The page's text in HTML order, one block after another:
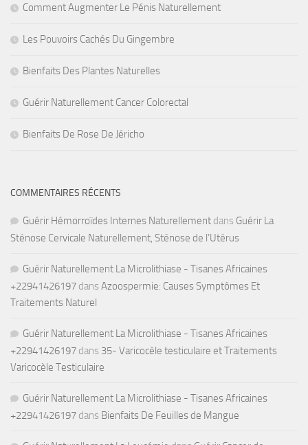
Comment Augmenter Le Pénis Naturellement
Les Pouvoirs Cachés Du Gingembre
Bienfaits Des Plantes Naturelles
Guérir Naturellement Cancer Colorectal
Bienfaits De Rose De Jéricho
COMMENTAIRES RÉCENTS
Guérir Hémorroïdes Internes Naturellement dans Guérir La
Sténose Cervicale Naturellement, Sténose de l’Utérus
Guérir Naturellement La Microlithiase - Tisanes Africaines
+22941426197 dans Azoospermie: Causes Symptômes Et
Traitements Naturel
Guérir Naturellement La Microlithiase - Tisanes Africaines
+22941426197 dans 35- Varicocèle testiculaire et Traitements
Varicocèle Testiculaire
Guérir Naturellement La Microlithiase - Tisanes Africaines
+22941426197 dans Bienfaits De Feuilles de Mangue